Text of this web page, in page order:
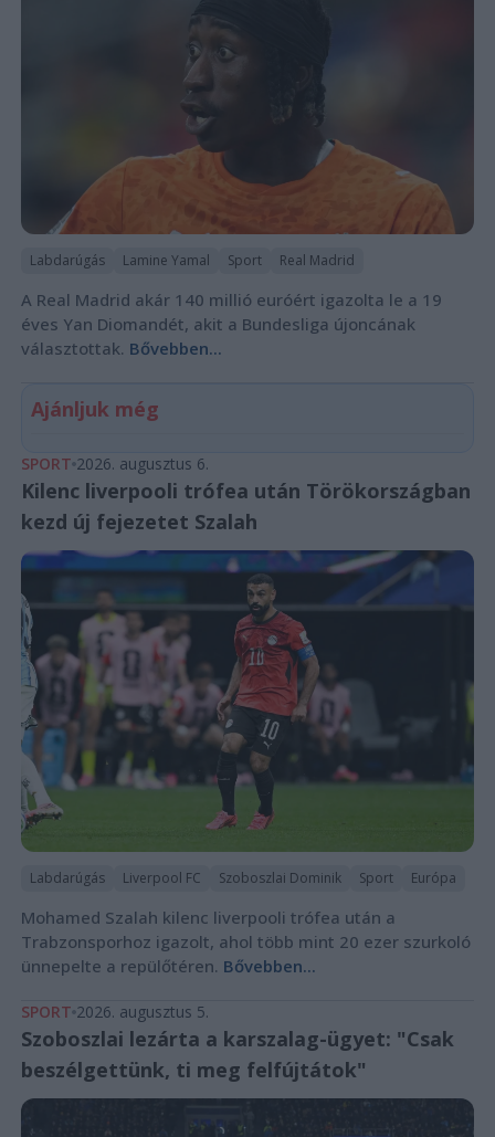
Labdarúgás Lamine Yamal Sport Real Madrid
A Real Madrid akár 140 millió euróért igazolta le a 19
éves Yan Diomandét, akit a Bundesliga újoncának
választottak. Bővebben...
Ajánljuk még
SPORT 2026. augusztus 6.
Kilenc liverpooli trófea után Törökországban
kezd új fejezetet Szalah
Labdarúgás Liverpool FC Szoboszlai Dominik Sport Európa
Mohamed Szalah kilenc liverpooli trófea után a
Trabzonsporhoz igazolt, ahol több mint 20 ezer szurkoló
ünnepelte a repülőtéren. Bővebben...
SPORT 2026. augusztus 5.
Szoboszlai lezárta a karszalag-ügyet: "Csak
beszélgettünk, ti meg felfújtátok"